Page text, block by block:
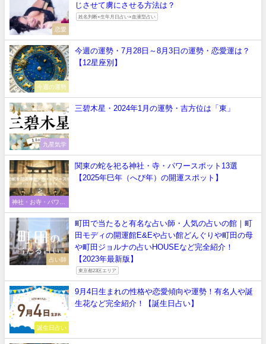
恋愛
じさせて虜にさせる方法は？
姓名判断×生年月日占い×血液型占い
今週の運勢
今週の運勢・7月28日～8月3日の運勢・恋愛運は？
【12星座別】
九星気学
三碧木星・2024年1月の運勢・吉方位は「東」
神社・お寺・パワー
関東の蛇を祀る神社・寺・パワースポット13選
【2025年巳年（へび年）の開運スポット】
占い師
町田で当たると有名な占い師・人気の占いの館｜町
田モディの開運館E&Eや占い館どんぐりや町田の母
や町田ジョルナの占いHOUSEなど完全紹介！
【2023年最新版】
東京都23区エリア
誕生日占い
9月4日生まれの性格や恋愛傾向や運勢！有名人や誕
生花など完全紹介！【誕生日占い】